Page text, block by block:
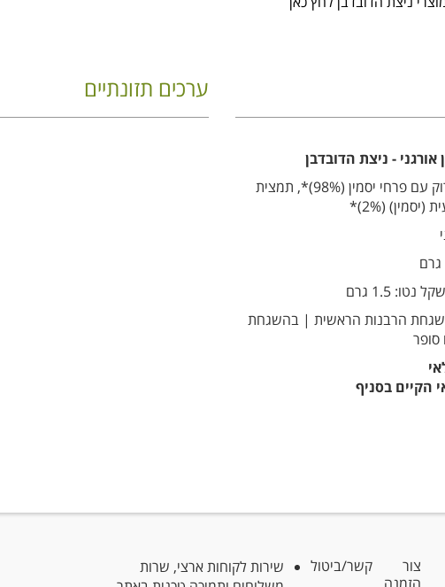
אורגני - ניצת הדובדבן
תה ירוק עם פרחי יסמין (98%)*, תמצית
(2%)*
הרבנות הראשית | בהשגחת
הקיים בסניף
ערכים תזונתיים
צור קשר/ביטול
שירות לקוחות ארצי, שרות